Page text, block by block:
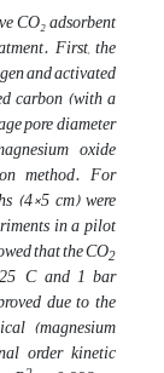
CO₂ adsorbent
First, the
and activated
carbon (with a
pore diameter
oxide
method. For
(4×5 cm) were
in a pilot
that the CO2
°C and 1 bar
due to the
(magnesium
order kinetic